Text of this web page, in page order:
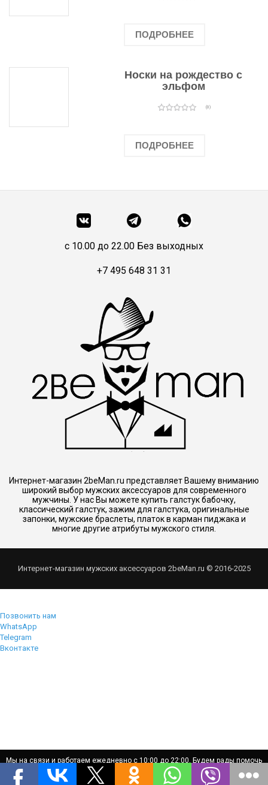
ПОДРОБНЕЕ
Носки на рождество с
эльфом
(0)
ПОДРОБНЕЕ
c 10.00 до 22.00 Без выходных
+7 495 648 31 31
Интернет-магазин 2beMan.ru представляет Вашему вниманию
широкий выбор мужских аксессуаров для современного
мужчины. У нас Вы можете купить галстук бабочку,
классический галстук, зажим для галстука, оригинальные
запонки, мужские браслеты, платок в карман пиджака и
многие другие атрибуты мужского стиля.
Интернет-магазин мужских аксессуаров 2beMan.ru © 2016-2025
Мы на связи и работаем ежедневно с 10:00 до 22:00. Будем рады помочь
вам!
Мы на связи и работаем ежедневно с 10:00 до 22:00. Будем рады помочь
вам!
Позвонить нам
WhatsApp
Telegram
Вконтакте